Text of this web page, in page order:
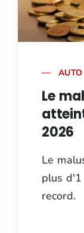
AUTO
Le
2026
Le
plus
record.